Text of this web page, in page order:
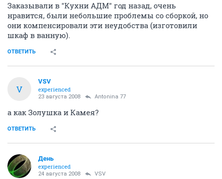
Заказывали в "Кухни АДМ" год назад, очень
нравится, были небольшие проблемы со сборкой, но
они компенсировали эти неудобства (изготовили
шкаф в ванную).
ОТВЕТИТЬ
V
VSV
experienced
23 августа 2008 Antonina 77
а как Золушка и Камея?
ОТВЕТИТЬ
День
experienced
24 августа 2008 VSV